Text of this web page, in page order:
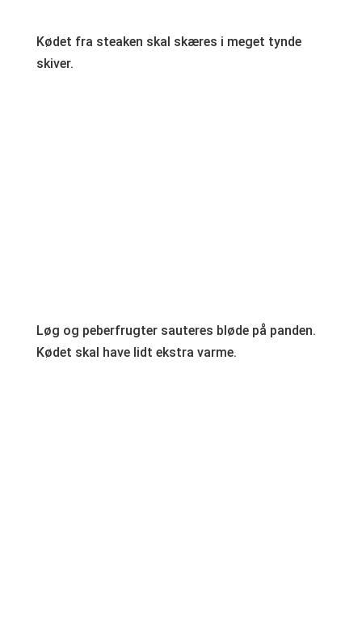
Kødet fra steaken skal skæres i meget tynde
skiver.
Løg og peberfrugter sauteres bløde på panden.
Kødet skal have lidt ekstra varme.